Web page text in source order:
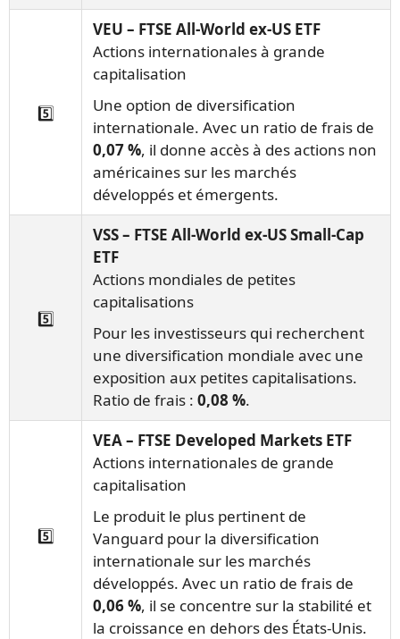
5️⃣
VEU – FTSE All-World ex-US ETF
Actions internationales à grande
capitalisation
Une option de diversification
internationale. Avec un ratio de frais de
0,07 %, il donne accès à des actions non
américaines sur les marchés
développés et émergents.
5️⃣
VSS – FTSE All-World ex-US Small-Cap
ETF
Actions mondiales de petites
capitalisations
Pour les investisseurs qui recherchent
une diversification mondiale avec une
exposition aux petites capitalisations.
Ratio de frais : 0,08 %.
5️⃣
VEA – FTSE Developed Markets ETF
Actions internationales de grande
capitalisation
Le produit le plus pertinent de
Vanguard pour la diversification
internationale sur les marchés
développés. Avec un ratio de frais de
0,06 %, il se concentre sur la stabilité et
la croissance en dehors des États-Unis.